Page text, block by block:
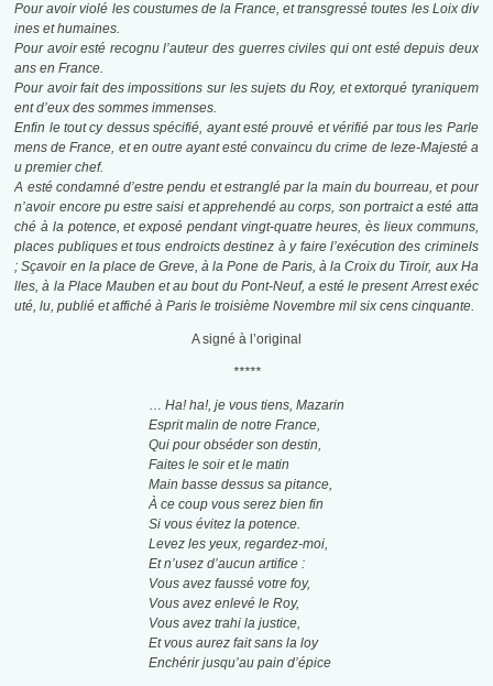
Pour avoir violé les coustumes de la France, et transgressé toutes les Loix div
ines et humaines.
Pour avoir esté recognu l’auteur des guerres civiles qui ont esté depuis deux
ans en France.
Pour avoir fait des impossitions sur les sujets du Roy, et extorqué tyraniquem
ent d’eux des sommes immenses.
Enfin le tout cy dessus spécifié, ayant esté prouvé et vérifié par tous les Parle
mens de France, et en outre ayant esté convaincu du crime de leze-Majesté a
u premier chef.
A esté condamné d’estre pendu et estranglé par la main du bourreau, et pour
n’avoir encore pu estre saisi et apprehendé au corps, son portraict a esté atta
ché à la potence, et exposé pendant vingt-quatre heures, ès lieux communs,
places publiques et tous endroicts destinez à y faire l’exécution des criminels
; Sçavoir en la place de Greve, à la Pone de Paris, à la Croix du Tiroir, aux Ha
lles, à la Place Mauben et au bout du Pont-Neuf, a esté le present Arrest exéc
uté, lu, publié et affiché à Paris le troisième Novembre mil six cens cinquante.
A signé à l’original
*****
… Ha! ha!, je vous tiens, Mazarin
Esprit malin de notre France,
Qui pour obséder son destin,
Faites le soir et le matin
Main basse dessus sa pitance,
À ce coup vous serez bien fin
Si vous évitez la potence.
Levez les yeux, regardez-moi,
Et n’usez d’aucun artifice :
Vous avez faussé votre foy,
Vous avez enlevé le Roy,
Vous avez trahi la justice,
Et vous aurez fait sans la loy
Enchérir jusqu’au pain d’épice